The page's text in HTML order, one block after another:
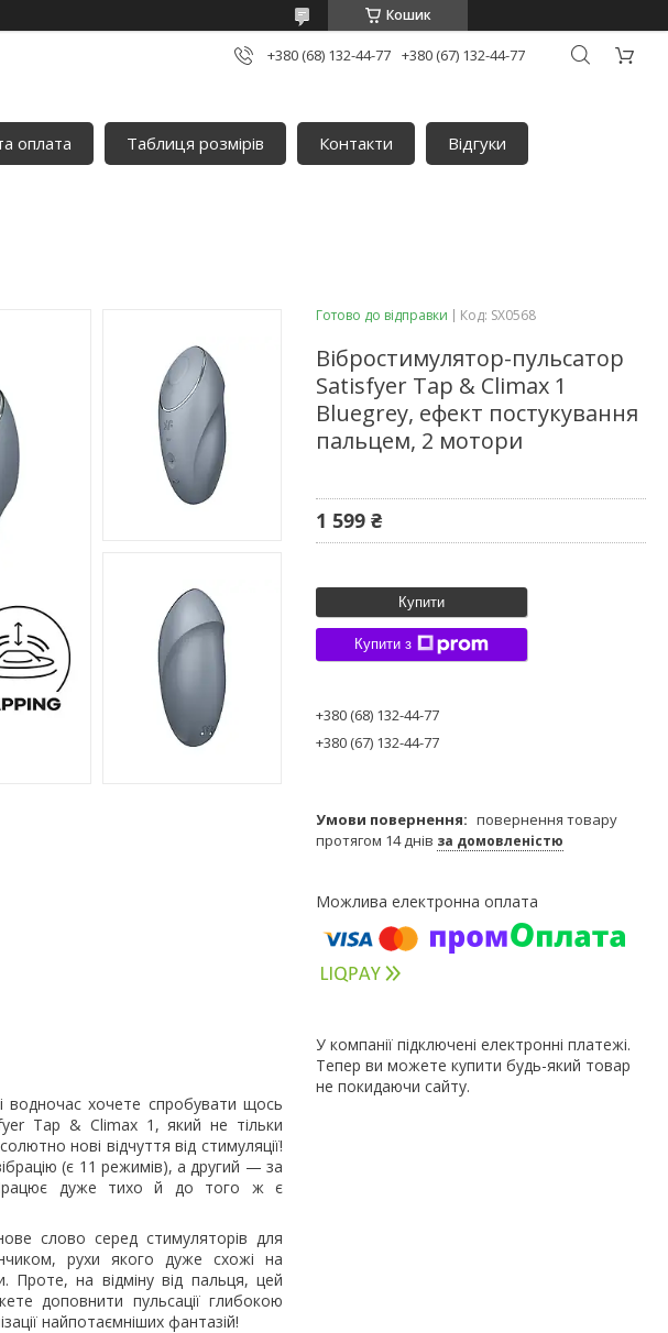
Кошик
+380 (68) 132-44-77 +380 (67) 132-44-77
оплата Таблиця розмірів Контакти
Відгуки
водночас хочете спробувати щось
Tap & Climax 1, який не тільки
нові відчуття від стимуляції!
(є 11 режимів), а другий — за
Працює дуже тихо й до того ж є
слово серед стимуляторів для
рухи якого дуже схожі на
Проте, на відміну від пальця, цей
доповнити пульсації глибокою
найпотаємніших фантазій!
Готово до відправки Код: SX0568
Вібростимулятор-пульсатор
Satisfyer Tap & Climax 1
Bluegrey, ефект постукування
пальцем, 2 мотори
1 599 ₴
Купити
Купити з
+380 (68) 132-44-77
+380 (67) 132-44-77
повернення товару
протягом 14 днів за домовленістю
У компанії підключені електронні платежі.
Тепер ви можете купити будь-який товар
не покидаючи сайту.